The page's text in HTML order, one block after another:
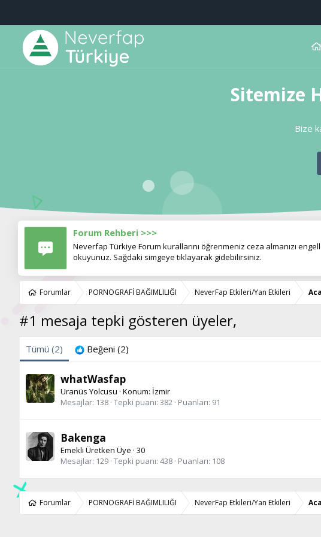
Sitemize
Bize
Forum Rehberi >>>
Neverfap Türkiye Forum kurallarını öğrenmeniz ceza almanızı
okuyunuz. Sağdaki simgeye tıklayarak gidebilirsiniz.
Forumlar PORNOGRAFİ BAĞIMLILIĞI NeverFap Etkileri/Yan Etkileri
#1 mesaja tepki gösteren üyeler,
Tümü (2) Beğeni (2)
whatWasfap
Uranüs Yolcusu · Konum: İzmir
Mesajlar 138 Tepki puanı 382 Puanları 91
Bakenga
Emekli Üretken Üye · 30
Mesajlar 129 Tepki puanı 438 Puanları 108
Forumlar PORNOGRAFİ BAĞIMLILIĞI NeverFap Etkileri/Yan Etkileri